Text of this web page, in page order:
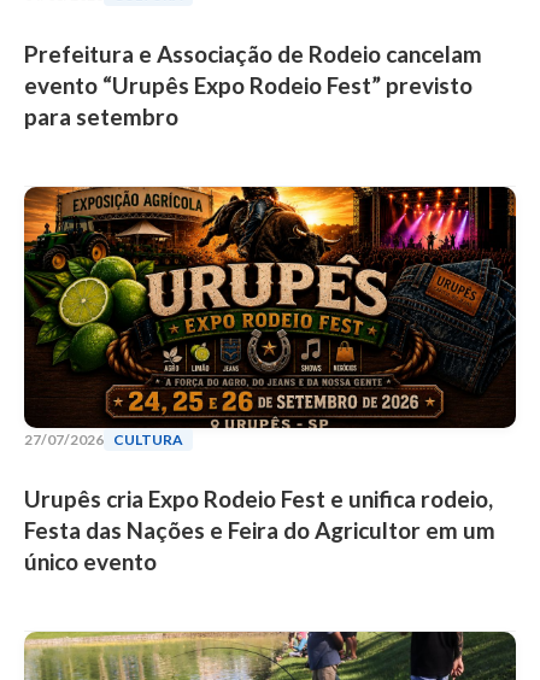
Prefeitura e Associação de Rodeio cancelam
evento “Urupês Expo Rodeio Fest” previsto
para setembro
27/07/2026 CULTURA
Urupês cria Expo Rodeio Fest e unifica rodeio,
Festa das Nações e Feira do Agricultor em um
único evento